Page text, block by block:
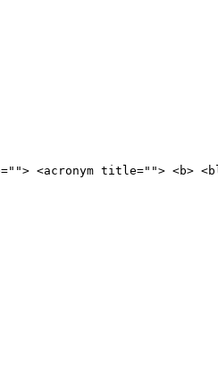
<acronym title=""> <b>